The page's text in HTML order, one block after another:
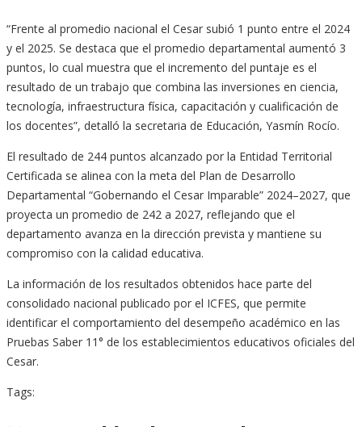
“Frente al promedio nacional el Cesar subió 1 punto entre el 2024
y el 2025. Se destaca que el promedio departamental aumentó 3
puntos, lo cual muestra que el incremento del puntaje es el
resultado de un trabajo que combina las inversiones en ciencia,
tecnología, infraestructura física, capacitación y cualificación de
los docentes”, detalló la secretaria de Educación, Yasmín Rocío.
El resultado de 244 puntos alcanzado por la Entidad Territorial
Certificada se alinea con la meta del Plan de Desarrollo
Departamental “Gobernando el Cesar Imparable” 2024–2027, que
proyecta un promedio de 242 a 2027, reflejando que el
departamento avanza en la dirección prevista y mantiene su
compromiso con la calidad educativa.
La información de los resultados obtenidos hace parte del
consolidado nacional publicado por el ICFES, que permite
identificar el comportamiento del desempeño académico en las
Pruebas Saber 11° de los establecimientos educativos oficiales del
Cesar.
Tags: